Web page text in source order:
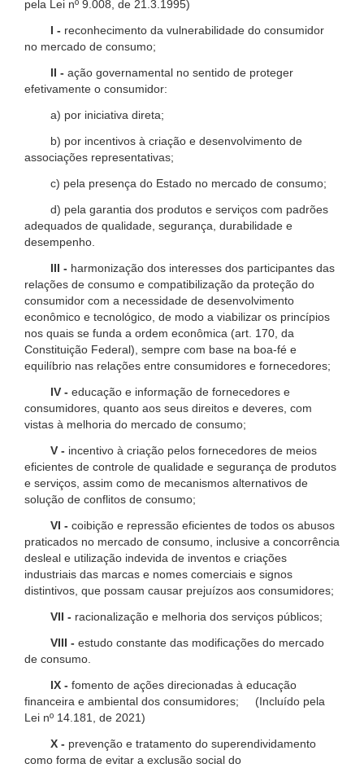
pela Lei nº 9.008, de 21.3.1995)
I - reconhecimento da vulnerabilidade do consumidor
no mercado de consumo;
II - ação governamental no sentido de proteger
efetivamente o consumidor:
a) por iniciativa direta;
b) por incentivos à criação e desenvolvimento de
associações representativas;
c) pela presença do Estado no mercado de consumo;
d) pela garantia dos produtos e serviços com padrões
adequados de qualidade, segurança, durabilidade e
desempenho.
III - harmonização dos interesses dos participantes das
relações de consumo e compatibilização da proteção do
consumidor com a necessidade de desenvolvimento
econômico e tecnológico, de modo a viabilizar os princípios
nos quais se funda a ordem econômica (art. 170, da
Constituição Federal), sempre com base na boa-fé e
equilíbrio nas relações entre consumidores e fornecedores;
IV - educação e informação de fornecedores e
consumidores, quanto aos seus direitos e deveres, com
vistas à melhoria do mercado de consumo;
V - incentivo à criação pelos fornecedores de meios
eficientes de controle de qualidade e segurança de produtos
e serviços, assim como de mecanismos alternativos de
solução de conflitos de consumo;
VI - coibição e repressão eficientes de todos os abusos
praticados no mercado de consumo, inclusive a concorrência
desleal e utilização indevida de inventos e criações
industriais das marcas e nomes comerciais e signos
distintivos, que possam causar prejuízos aos consumidores;
VII - racionalização e melhoria dos serviços públicos;
VIII - estudo constante das modificações do mercado
de consumo.
IX - fomento de ações direcionadas à educação
financeira e ambiental dos consumidores; (Incluído pela
Lei nº 14.181, de 2021)
X - prevenção e tratamento do superendividamento
como forma de evitar a exclusão social do